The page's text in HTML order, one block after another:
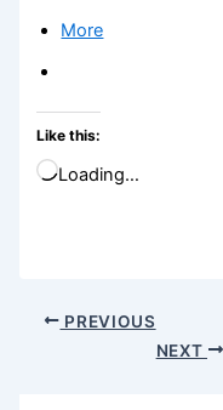
More
Like this:
Loading…
PREVIOUS
NEXT